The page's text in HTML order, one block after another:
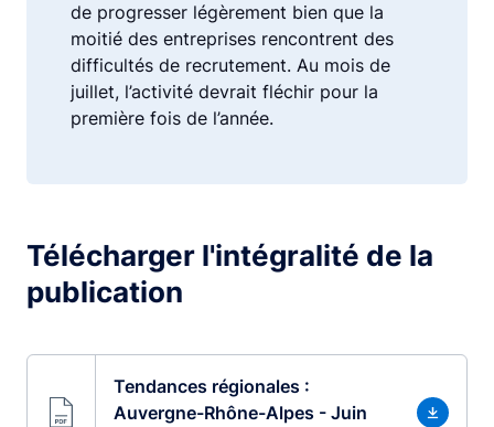
de progresser légèrement bien que la
moitié des entreprises rencontrent des
difficultés de recrutement. Au mois de
juillet, l’activité devrait fléchir pour la
première fois de l’année.
Télécharger l'intégralité de la
publication
Tendances régionales :
Auvergne-Rhône-Alpes - Juin